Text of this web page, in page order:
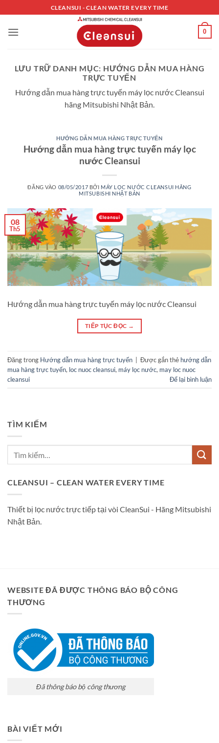
qua
nội
CLEANSUI - CLEAN WATER EVERY TIME
0
LƯU TRỮ DANH MỤC: HƯỚNG DẪN MUA HÀNG
TRỰC TUYẾN
Hướng dẫn mua hàng trực tuyến máy lọc nước Cleansui
hãng Mitsubishi Nhật Bản.
HƯỚNG DẪN MUA HÀNG TRỰC TUYẾN
Hướng dẫn mua hàng trực tuyến máy lọc
nước Cleansui
ĐĂNG VÀO 08/05/2017 BỞI MÁY LỌC NƯỚC CLEANSUI HÃNG
MITSUBISHI NHẬT BẢN
08
Th5
Hướng dẫn mua hàng trực tuyến máy lọc nước Cleansui
TIẾP TỤC ĐỌC →
Đăng trong Hướng dẫn mua hàng trực tuyến Được gắn thẻ hướng dẫn
mua hàng trực tuyến, loc nuoc cleansui, máy lọc nước, may loc nuoc
cleansui
Để lại bình luận
TÌM KIẾM
CLEANSUI – CLEAN WATER EVERY TIME
Thiết bị lọc nước trực tiếp tại vòi CleanSui - Hãng Mitsubishi
Nhật Bản.
WEBSITE ĐÃ ĐƯỢC THÔNG BÁO BỘ CÔNG
THƯƠNG
Đã thông báo bộ công thương
BÀI VIẾT MỚI